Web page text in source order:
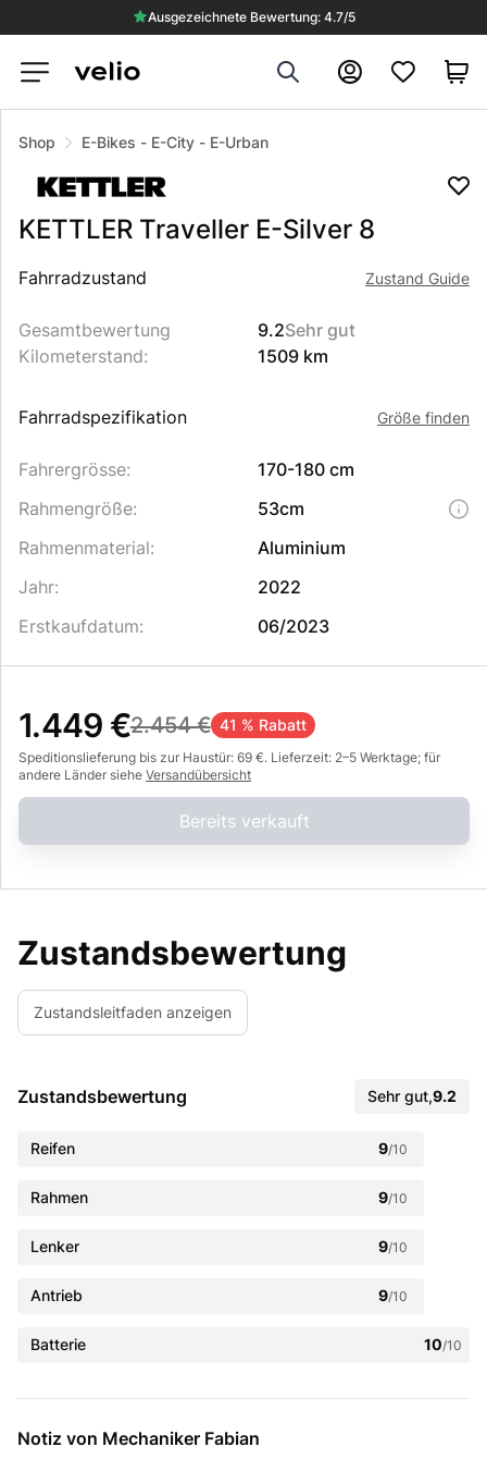
Ausgezeichnete Bewertung: 4.7/5
Search Konto
VERKAUFT
Shop E-Bikes - E-City - E-Urban
KETTLER Traveller E-Silver 8
Beschreibung des Produkts
Fahrradzustand Zustand Guide
Gesamtbewertung 9.2Sehr gut
Kilometerstand: 1509 km
Fahrradspezifikation Größe finden
Fahrergrösse:
170-180 cm
Rahmengröße:
53cm
Rahmenmaterial:
Aluminium
Jahr:
2022
Erstkaufdatum: 06/2023
1.449 €2.454 € 41 % Rabatt
Speditionslieferung bis zur Haustür: 69 €. Lieferzeit: 2–5 Werktage; für
andere Länder siehe Versandübersicht
Bereits verkauft
Zustandsbewertung
Zustandsleitfaden anzeigen
Zustandsbewertung Sehr gut,9.2
Reifen 9/10
Rahmen 9/10
Lenker 9/10
Antrieb 9/10
Batterie 10/10
Notiz von Mechaniker Fabian